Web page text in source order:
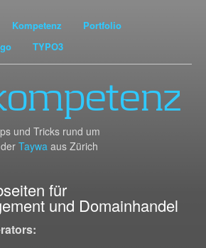
Kompetenz
Portfolio
TYPO3
und Tricks rund um
Taywa aus Zürich
für
und Domainhandel